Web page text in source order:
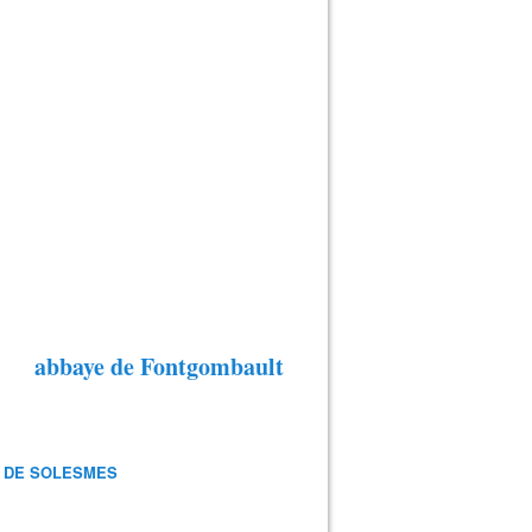
abbaye de Fontgombault
SOLESMES